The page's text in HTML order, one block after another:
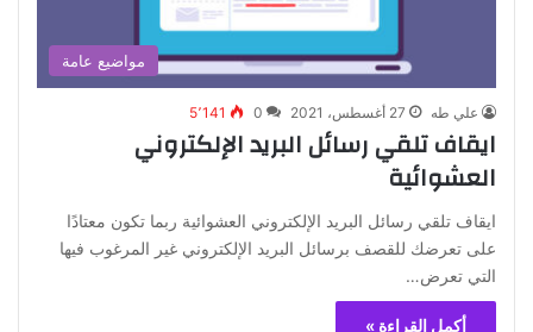
مواضيع عامة
علي طه 27 أغسطس، 2021 0 5٬141
ايقاف تلقي رسائل البريد الإلكتروني
العشوائية
ايقاف تلقي رسائل البريد الإلكتروني العشوائية ربما تكون معتادًا
على تعرضك للقصف برسائل البريد الإلكتروني غير المرغوب فيها
التي تعرض…
أكمل القراءة »